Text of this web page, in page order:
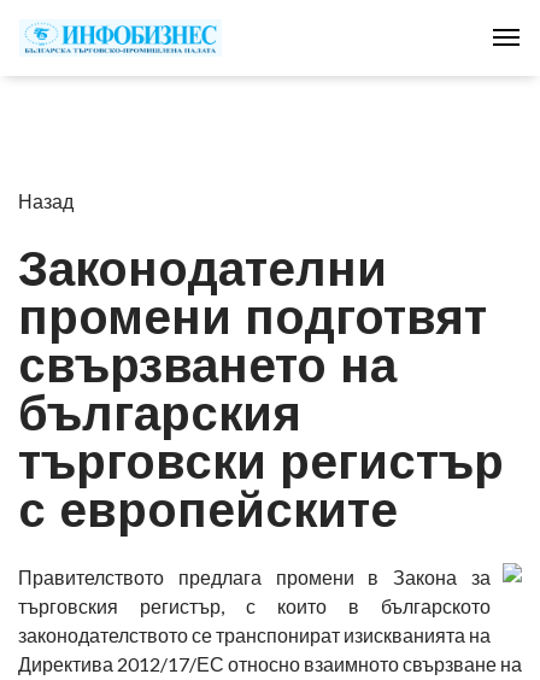
Назад
Законодателни
промени подготвят
свързването на
българския
търговски регистър
с европейските
Правителството предлага промени в Закона за
търговския регистър, с които в българското
законодателството се транспонират изискванията на
Директива 2012/17/ЕС относно взаимното свързване на